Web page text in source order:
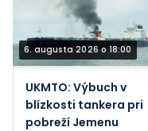
6. augusta 2026 o 18:00
UKMTO: Výbuch v
blízkosti tankera pri
pobreží Jemenu